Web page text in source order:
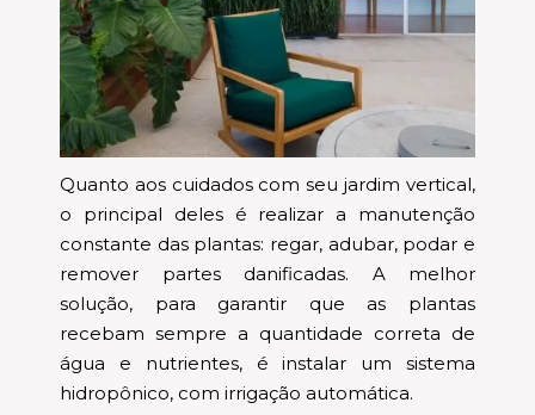
Quanto aos cuidados com seu jardim vertical,
o principal deles é realizar a manutenção
constante das plantas: regar, adubar, podar e
remover partes danificadas. A melhor
solução, para garantir que as plantas
recebam sempre a quantidade correta de
água e nutrientes, é instalar um sistema
hidropônico, com irrigação automática.